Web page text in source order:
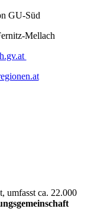
GU-Süd
Mellach
umfasst ca. 22.000